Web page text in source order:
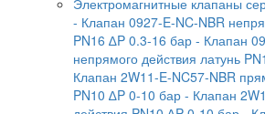
Электромагнитные клапаны
- Клапан 0927-E-NC-NBR
PN16 ∆P 0.3-16 бар - Клапан
непрямого действия латунь
Клапан 2W11-E-NC57-NBR
PN10 ∆P 0-10 бар - Клапан